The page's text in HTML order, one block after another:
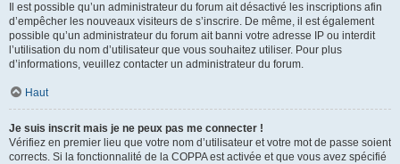
Il est possible qu’un administrateur du forum ait désactivé les inscriptions afin
d’empêcher les nouveaux visiteurs de s’inscrire. De même, il est également
possible qu’un administrateur du forum ait banni votre adresse IP ou interdit
l’utilisation du nom d’utilisateur que vous souhaitez utiliser. Pour plus
d’informations, veuillez contacter un administrateur du forum.
Haut
Je suis inscrit mais je ne peux pas me connecter !
Vérifiez en premier lieu que votre nom d’utilisateur et votre mot de passe soient
corrects. Si la fonctionnalité de la COPPA est activée et que vous avez spécifié